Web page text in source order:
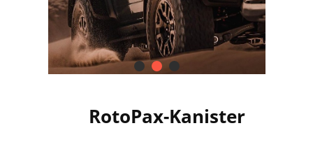
RotoPax-Kanister